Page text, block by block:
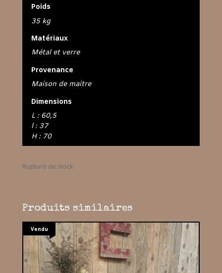
Poids
35 kg
Matériaux
Métal et verre
Provenance
Maison de maitre
Dimensions
L : 60,5
l : 37
H : 70
Rupture de stock
Produits similaires
Vendu